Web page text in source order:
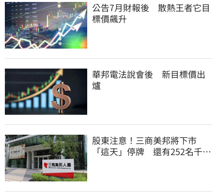
公告7月財報後 散熱王者它目
標價飆升
華邦電法說會後 新目標價出
爐
股東注意！三商美邦將下市
「這天」停牌 還有252名千張